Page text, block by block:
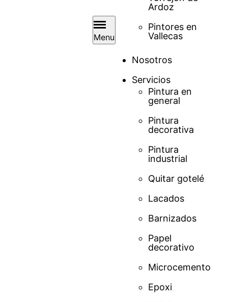
Menu
Ardoz
Pintores en
Vallecas
Nosotros
Servicios
Pintura en
general
Pintura
decorativa
Pintura
industrial
Quitar gotelé
Lacados
Barnizados
Papel
decorativo
Microcemento
Epoxi